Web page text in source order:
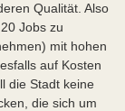
Qualität. Also
Jobs zu
mit hohen
auf Kosten
die Stadt keine
die sich um